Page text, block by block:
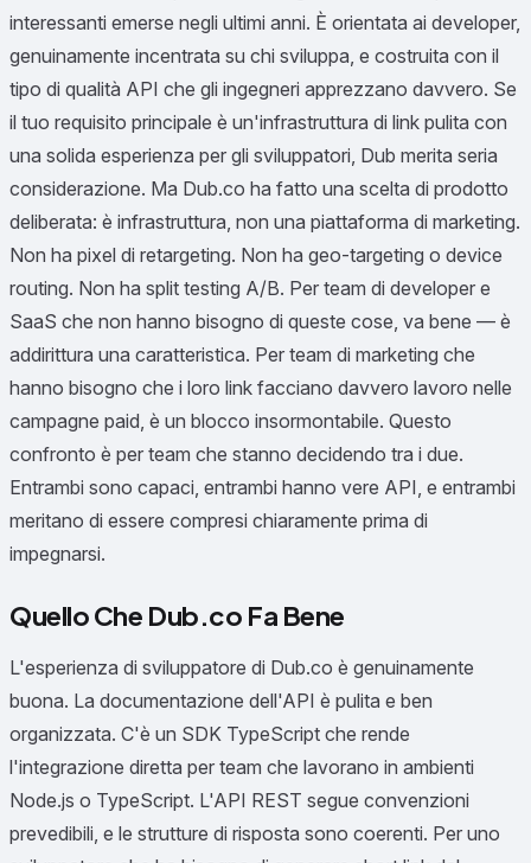
interessanti emerse negli ultimi anni. È orientata ai developer,
genuinamente incentrata su chi sviluppa, e costruita con il
tipo di qualità API che gli ingegneri apprezzano davvero. Se
il tuo requisito principale è un'infrastruttura di link pulita con
una solida esperienza per gli sviluppatori, Dub merita seria
considerazione. Ma Dub.co ha fatto una scelta di prodotto
deliberata: è infrastruttura, non una piattaforma di marketing.
Non ha pixel di retargeting. Non ha geo-targeting o device
routing. Non ha split testing A/B. Per team di developer e
SaaS che non hanno bisogno di queste cose, va bene — è
addirittura una caratteristica. Per team di marketing che
hanno bisogno che i loro link facciano davvero lavoro nelle
campagne paid, è un blocco insormontabile. Questo
confronto è per team che stanno decidendo tra i due.
Entrambi sono capaci, entrambi hanno vere API, e entrambi
meritano di essere compresi chiaramente prima di
impegnarsi.
Quello Che Dub.co Fa Bene
L'esperienza di sviluppatore di Dub.co è genuinamente
buona. La documentazione dell'API è pulita e ben
organizzata. C'è un SDK TypeScript che rende
l'integrazione diretta per team che lavorano in ambienti
Node.js o TypeScript. L'API REST segue convenzioni
prevedibili, e le strutture di risposta sono coerenti. Per uno